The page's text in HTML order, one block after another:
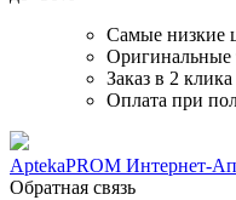
Самые низкие
Оригинальные
Заказ в 2 клика
Оплата при
AptekaPROM Интернет-
Обратная связь